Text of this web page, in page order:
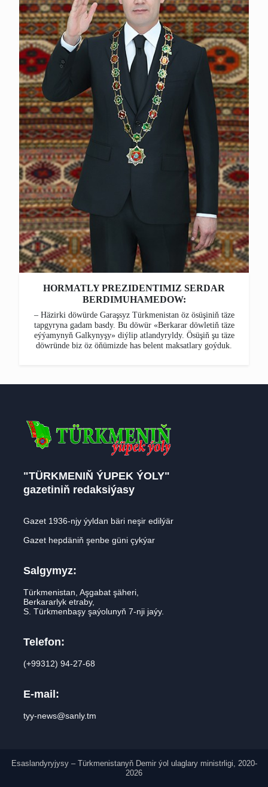
HORMATLY PREZIDENTIMIZ SERDAR
BERDIMUHAMEDOW:
– Häzirki döwürde Garaşsyz Türkmenistan öz ösüşiniň täze
tapgyryna gadam basdy. Bu döwür «Berkarar döwletiň täze
eýýamynyň Galkynyşy» diýlip atlandyryldy. Ösüşiň şu täze
döwründe biz öz öňümizde has belent maksatlary goýduk.
"TÜRKMENIŇ ÝUPEK ÝOLY"
gazetiniň redaksiýasy
Gazet 1936-njy ýyldan bäri neşir edilýär
Gazet hepdäniň şenbe güni çykýar
Salgymyz:
Türkmenistan, Aşgabat şäheri,
Berkararlyk etraby,
S. Türkmenbaşy şaýolunyň 7-nji jaýy.
Telefon:
(+99312) 94-27-68
E-mail:
tyy-news@sanly.tm
Esaslandyryjysy – Türkmenistanyň Demir ýol ulaglary ministrligi, 2020-
2026